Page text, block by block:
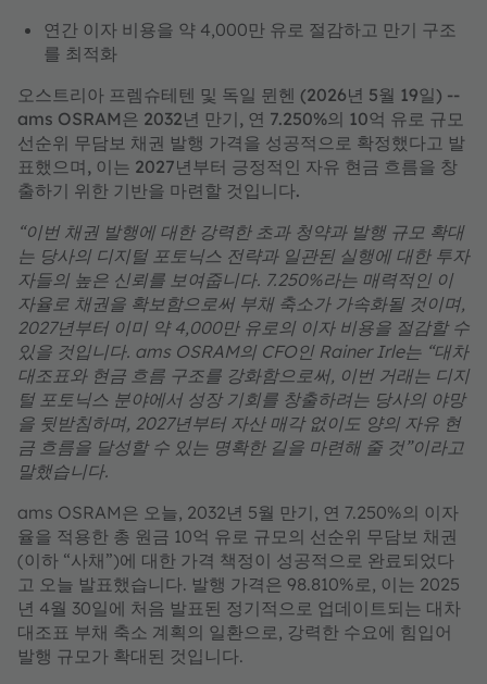
연간 이자 비용을 약 4,000만 유로 절감하고 만기 구조
를 최적화
오스트리아 프렘슈테텐 및 독일 뮌헨 (2026년 5월 19일) --
ams OSRAM은 2032년 만기, 연 7.250%의 10억 유로 규모
선순위 무담보 채권 발행 가격을 성공적으로 확정했다고 발
표했으며, 이는 2027년부터 긍정적인 자유 현금 흐름을 창
출하기 위한 기반을 마련할 것입니다.
“이번 채권 발행에 대한 강력한 초과 청약과 발행 규모 확대
는 당사의 디지털 포토닉스 전략과 일관된 실행에 대한 투자
자들의 높은 신뢰를 보여줍니다. 7.250%라는 매력적인 이
자율로 채권을 확보함으로써 부채 축소가 가속화될 것이며,
2027년부터 이미 약 4,000만 유로의 이자 비용을 절감할 수
있을 것입니다. ams OSRAM의 CFO인 Rainer Irle는 “대차
대조표와 현금 흐름 구조를 강화함으로써, 이번 거래는 디지
털 포토닉스 분야에서 성장 기회를 창출하려는 당사의 야망
을 뒷받침하며, 2027년부터 자산 매각 없이도 양의 자유 현
금 흐름을 달성할 수 있는 명확한 길을 마련해 줄 것”이라고
말했습니다.
ams OSRAM은 오늘, 2032년 5월 만기, 연 7.250%의 이자
율을 적용한 총 원금 10억 유로 규모의 선순위 무담보 채권
(이하 “사채”)에 대한 가격 책정이 성공적으로 완료되었다
고 오늘 발표했습니다. 발행 가격은 98.810%로, 이는 2025
년 4월 30일에 처음 발표된 정기적으로 업데이트되는 대차
대조표 부채 축소 계획의 일환으로, 강력한 수요에 힘입어
발행 규모가 확대된 것입니다.